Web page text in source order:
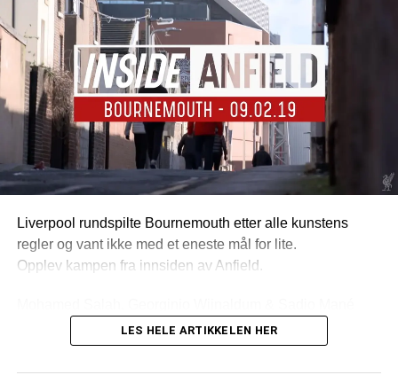
Liverpool rundspilte Bournemouth etter alle kunstens
regler og vant ikke med et eneste mål for lite.
Opplev kampen fra innsiden av Anfield.
LES HELE ARTIKKELEN HER